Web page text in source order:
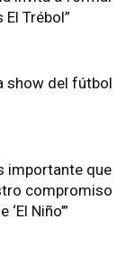
Trébol”
show del fútbol
importante que
compromiso
Niño’”